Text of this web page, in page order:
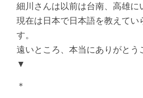
細川さんは以前は台南、高雄に
現在は日本で日本語を教えてい
す。
遠いところ、本当にありがとう
▼
＊